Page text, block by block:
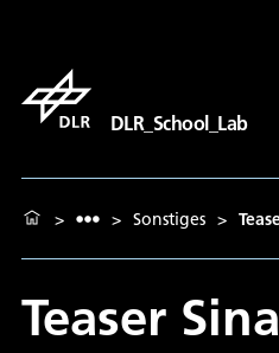
DLR_School_Lab
> > Sonstiges >
Teaser